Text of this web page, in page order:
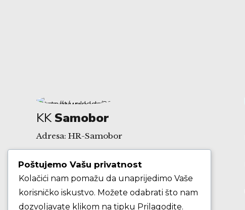
KKSamobor
Adresa: HR-Samobor
Andrije Hebranga 26A
E-mail: klub@kksamobor.hr
Poštujemo Vašu privatnost
Kolačići nam pomažu da unaprijedimo Vaše
korisničko iskustvo. Možete odabrati što nam
dozvoljavate klikom na tipku Prilagodite.